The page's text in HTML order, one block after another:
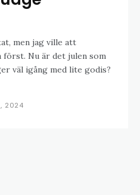
men jag ville att
först. Nu är det julen som
väl igång med lite godis?
2024